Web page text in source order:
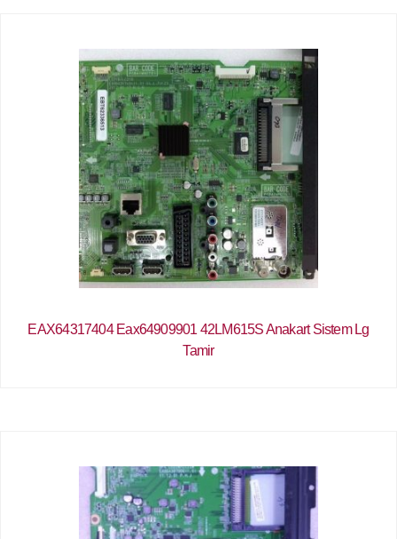
EAX64317404 Eax64909901 42LM615S Anakart Sistem Lg
Tamir